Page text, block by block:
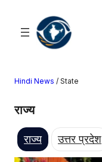
खेल
राज्य
Hindi News / State
राज्य
राज्य उत्तर प्रदेश